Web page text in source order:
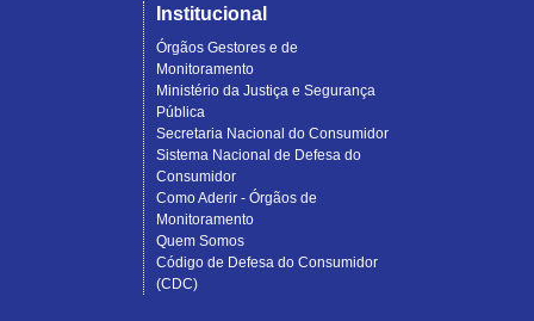
Institucional
Órgãos Gestores e de
Monitoramento
Ministério da Justiça e Segurança
Pública
Secretaria Nacional do Consumidor
Sistema Nacional de Defesa do
Consumidor
Como Aderir - Órgãos de
Monitoramento
Quem Somos
Código de Defesa do Consumidor
(CDC)